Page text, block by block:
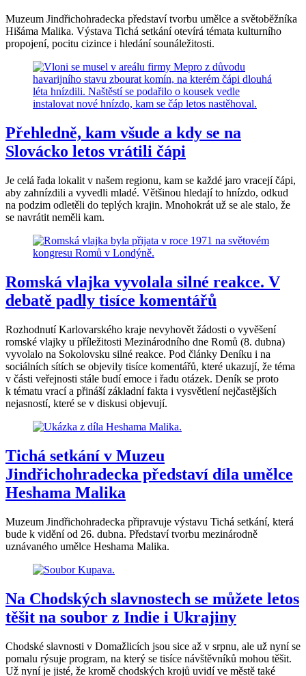
Muzeum Jindřichohradecka představí tvorbu umělce a světoběžníka
Hišáma Malika. Výstava Tichá setkání otevírá témata kulturního
propojení, pocitu cizince i hledání sounáležitosti.
Přehledně, kam všude a kdy se na
Slovácko letos vrátili čápi
Je celá řada lokalit v našem regionu, kam se každé jaro vracejí čápi,
aby zahnízdili a vyvedli mladé. Většinou hledají to hnízdo, odkud
na podzim odletěli do teplých krajin. Mnohokrát už se ale stalo, že
se navrátit neměli kam.
Romská vlajka vyvolala silné reakce. V
debatě padly tisíce komentářů
Rozhodnutí Karlovarského kraje nevyhovět žádosti o vyvěšení
romské vlajky u příležitosti Mezinárodního dne Romů (8. dubna)
vyvolalo na Sokolovsku silné reakce. Pod články Deníku i na
sociálních sítích se objevily tisíce komentářů, které ukazují, že téma
v části veřejnosti stále budí emoce i řadu otázek. Deník se proto
k tématu vrací a přináší základní fakta i vysvětlení nejčastějších
nejasností, které se v diskusi objevují.
Tichá setkání v Muzeu
Jindřichohradecka představí díla umělce
Heshama Malika
Muzeum Jindřichohradecka připravuje výstavu Tichá setkání, která
bude k vidění od 26. dubna. Představí tvorbu mezinárodně
uznávaného umělce Heshama Malika.
Na Chodských slavnostech se můžete letos
těšit na soubor z Indie i Ukrajiny
Chodské slavnosti v Domažlicích jsou sice až v srpnu, ale už nyní se
pomalu rýsuje program, na který se tisíce návštěvníků mohou těšit.
Už nyní je jisté, že kromě chodských krojů uvidí ve městě také